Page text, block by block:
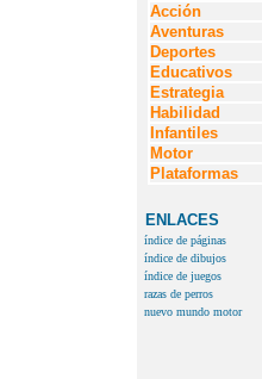
Acción
Aventuras
Deportes
Educativos
Estrategia
Habilidad
Infantiles
Motor
Plataformas
ENLACES
índice de páginas
índice de dibujos
índice de juegos
razas de perros
nuevo mundo motor